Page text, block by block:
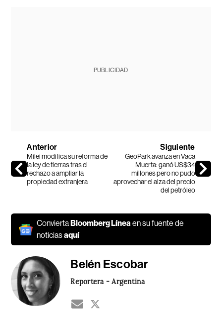
PUBLICIDAD
Anterior
Milei modifica su reforma de
la ley de tierras tras el
rechazo a ampliar la
propiedad extranjera
Siguiente
GeoPark avanza en Vaca
Muerta: ganó US$34
millones pero no pudo
aprovechar el alza del precio
del petróleo
Convierta Bloomberg Líneaen su fuente de
noticiasaquí
Belén Escobar
Reportera - Argentina